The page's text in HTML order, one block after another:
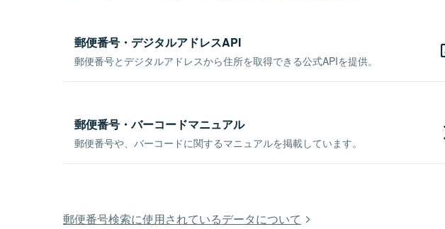
郵便番号・デジタルアドレスAPI
郵便番号とデジタルアドレスから住所を取得できる公式APIを提供。
郵便番号・バーコードマニュアル
郵便番号や、バーコードに関するマニュアルを掲載しています。
郵便番号検索に使用されているデータについて